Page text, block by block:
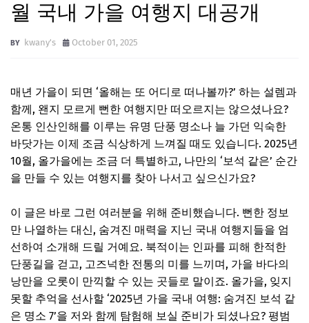
월 국내 가을 여행지 대공개
kwany's October 01, 2025
매년 가을이 되면 ‘올해는 또 어디로 떠나볼까?’ 하는 설렘과
함께, 왠지 모르게 뻔한 여행지만 떠오르지는 않으셨나요?
온통 인산인해를 이루는 유명 단풍 명소나 늘 가던 익숙한
바닷가는 이제 조금 식상하게 느껴질 때도 있습니다. 2025년
10월, 올가을에는 조금 더 특별하고, 나만의 ‘보석 같은’ 순간
을 만들 수 있는 여행지를 찾아 나서고 싶으신가요?
이 글은 바로 그런 여러분을 위해 준비했습니다. 뻔한 정보
만 나열하는 대신, 숨겨진 매력을 지닌 국내 여행지들을 엄
선하여 소개해 드릴 거예요. 북적이는 인파를 피해 한적한
단풍길을 걷고, 고즈넉한 전통의 미를 느끼며, 가을 바다의
낭만을 오롯이 만끽할 수 있는 곳들로 말이죠. 올가을, 잊지
못할 추억을 선사할 ‘2025년 가을 국내 여행: 숨겨진 보석 같
은 명소 7’을 저와 함께 탐험해 보실 준비가 되셨나요? 평범